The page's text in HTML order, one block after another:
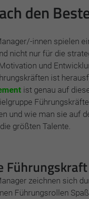
den
innen spielen
nicht nur für die
und
ist
ist genau auf
und wie man sie auf
größten Talente.
zeichnen sich
Führungsrollen